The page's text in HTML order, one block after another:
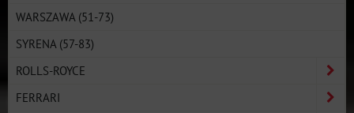
WARSZAWA (51-73)
SYRENA (57-83)
ROLLS-ROYCE
FERRARI